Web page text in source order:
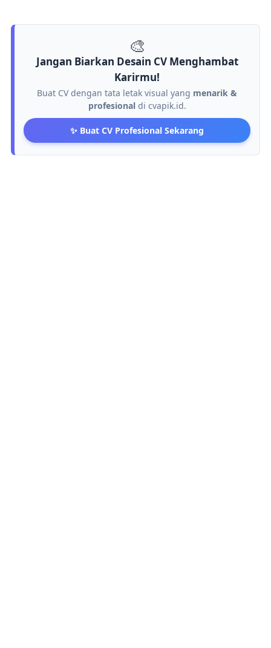
🎨
Jangan Biarkan Desain CV Menghambat
Karirmu!
Buat CV dengan tata letak visual yang menarik &
profesionaldi cvapik.id.
✨ Buat CV Profesional Sekarang